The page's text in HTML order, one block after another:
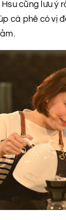
Hsu cũng lưu ý
cà phê có vị